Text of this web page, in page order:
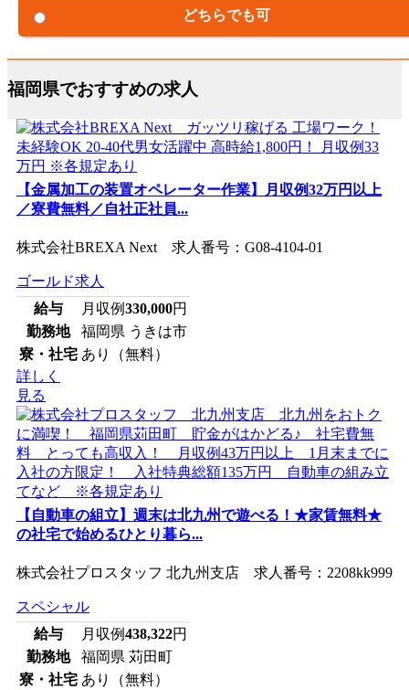
どちらでも可
福岡県でおすすめの求人
【金属加工の装置オペレーター作業】月収例32万円以上
／寮費無料／自社正社員...
株式会社BREXA Next 求人番号：G08-4104-01
ゴールド求人
給与
月収例330,000円
勤務地
福岡県 うきは市
寮・社宅 あり（無料）
詳しく
見る
【自動車の組立】週末は北九州で遊べる！★家賃無料★
の社宅で始めるひとり暮ら...
株式会社プロスタッフ 北九州支店 求人番号：2208kk999
スペシャル
給与
月収例438,322円
勤務地
福岡県 苅田町
寮・社宅 あり（無料）